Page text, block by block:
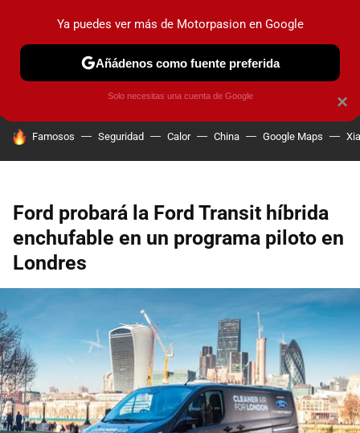
PRUEBAS COCHES ELÉCTRICOS OBSERVATORIO
HOY SE HABLA DE
Famosos Seguridad Calor China Google Maps
Ford probará la Ford Transit híbrida
enchufable en un programa piloto en
Londres
×
Ya puedes ver más de Motorpasion en Google
Añádenos como fuente preferida
Solo necesitas una cuenta de Google